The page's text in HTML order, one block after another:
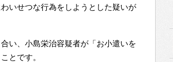
いせつな行為をしようとした疑いが
い、小島栄治容疑者が「お小遣いを
とです。